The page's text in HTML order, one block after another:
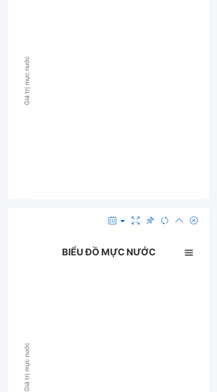
Giá trị mực nước
Giá trị mực nước
BIỂU ĐỒ MỰC NƯỚC